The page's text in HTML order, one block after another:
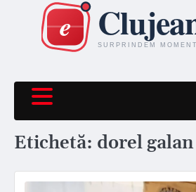
content
Etichetă: dorel galan